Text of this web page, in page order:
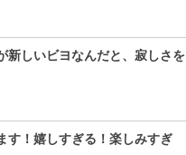
新しいビヨなんだと、寂しさを
す！嬉しすぎる！楽しみすぎ